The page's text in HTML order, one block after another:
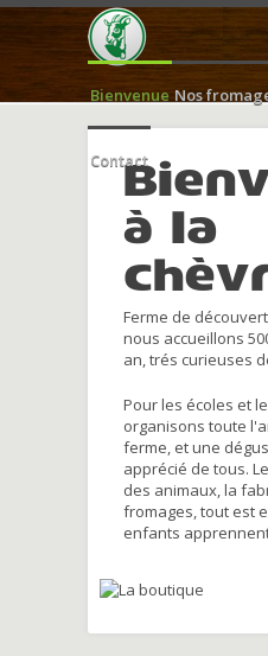
Bienvenue Nos
Contact
à la
Ferme de
nous accueillons
an, trés curieuses
Pour les écoles et
organisons toute
ferme, et une
apprécié de tous.
des animaux, la
fromages, tout est
enfants